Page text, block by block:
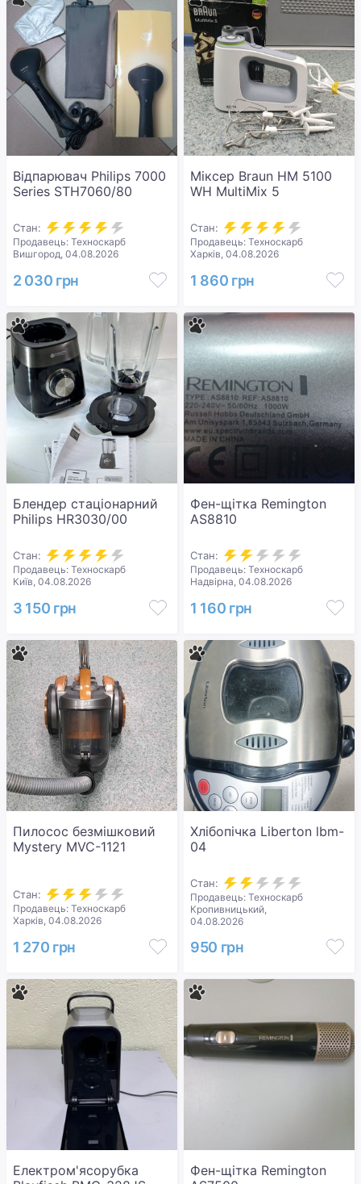
Відпарювач Philips 7000
Series STH7060/80
Стан:
Продавець: Техноскарб
Вишгород, 04.08.2026
2 030 грн
Міксер Braun HM 5100
WH MultiMix 5
Стан:
Продавець: Техноскарб
Харків, 04.08.2026
1 860 грн
Блендер стаціонарний
Philips HR3030/00
Стан:
Продавець: Техноскарб
Київ, 04.08.2026
3 150 грн
Фен-щітка Remington
AS8810
Стан:
Продавець: Техноскарб
Надвірна, 04.08.2026
1 160 грн
Пилосос безмішковий
Mystery MVC-1121
Стан:
Продавець: Техноскарб
Харків, 04.08.2026
1 270 грн
Хлібопічка Liberton lbm-
04
Стан:
Продавець: Техноскарб
Кропивницький,
04.08.2026
950 грн
Електром'ясорубка
Фен-щітка Remington